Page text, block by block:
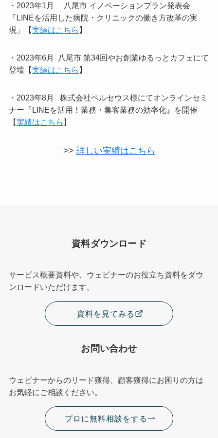
・2023年1月 八尾市 イノベーションプラン発表会
「LINEを活用した病院・クリニックの働き方改革の実
現」【実績はこちら 】
・2023年6月 八尾市 第34回やお創業ゆるっとカフェにて
登壇【実績はこちら 】
・2023年8月 株式会社ペルセウス様にてオンラインセミ
ナー『LINEを活用！業務・集客業務の効率化』を開催
【実績はこちら 】
>> 詳しい実績はこちら
資料ダウンロード
サービス概要資料や、ウェビナーのお役立ち資料をダウ
ンロードいただけます。
資料を見てみる
お問い合わせ
ウェビナーからのリード獲得、顧客獲得にお困りの方は
お気軽にご相談ください。
プロに無料相談をする